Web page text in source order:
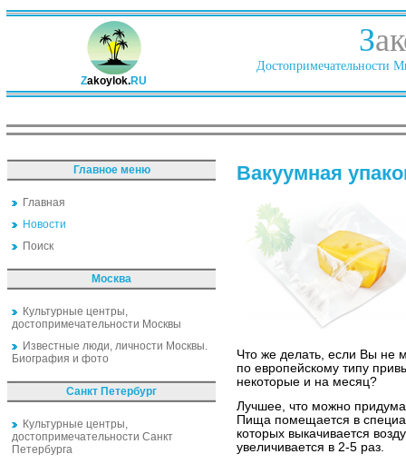
Zakoylok.RU
З
Достопримечательности
Главное меню
Главная
Новости
Поиск
Москва
Культурные центры,
достопримечательности Москвы
Известные люди, личности Москвы.
Биография и фото
Санкт Петербург
Культурные центры,
достопримечательности Санкт
Петербурга
Вакуумная
Что же делать, если Вы не
по европейскому типу
некоторые и на месяц?
Лучшее, что можно
Пища помещается в
которых выкачивается
увеличивается в 2-5 раз.